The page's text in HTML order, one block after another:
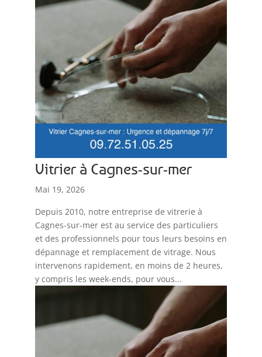
Vitrier à Cagnes-sur-mer
Mai 19, 2026
Depuis 2010, notre entreprise de vitrerie à
Cagnes-sur-mer est au service des particuliers
et des professionnels pour tous leurs besoins en
dépannage et remplacement de vitrage. Nous
intervenons rapidement, en moins de 2 heures,
y compris les week-ends, pour vous...